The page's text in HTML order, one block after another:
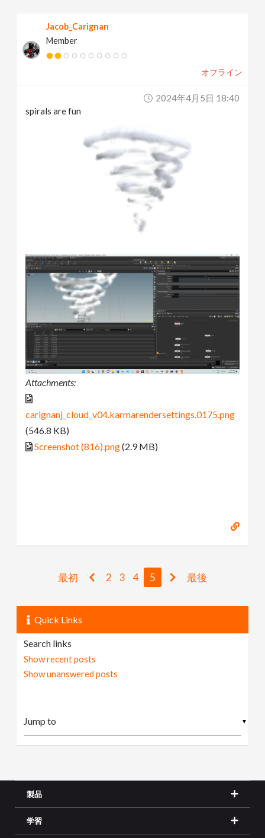
Jacob_Carignan
Member
オフライン
2024年4月5日 18:40
spirals are fun
Attachments:
carignanj_cloud_v04.karmarendersettings.0175.png
(546.8 KB)
Screenshot (816).png(2.9 MB)
最初 2 3 4 5 最後
Quick Links
Search links
Show recent posts
Show unanswered posts
▼
製品
学習